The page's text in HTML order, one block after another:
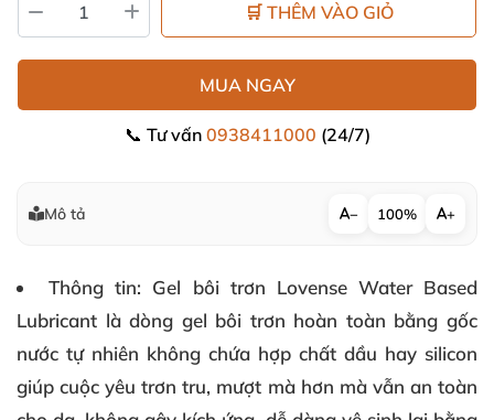
🛒 THÊM VÀO GIỎ
MUA NGAY
📞 Tư vấn 0938411000 (24/7)
Mô tả − 100% +
Thông tin: Gel bôi trơn Lovense Water Based
Lubricant là dòng gel bôi trơn hoàn toàn bằng gốc
nước tự nhiên không chứa hợp chất dầu hay silicon
giúp cuộc yêu trơn tru, mượt mà hơn mà vẫn an toàn